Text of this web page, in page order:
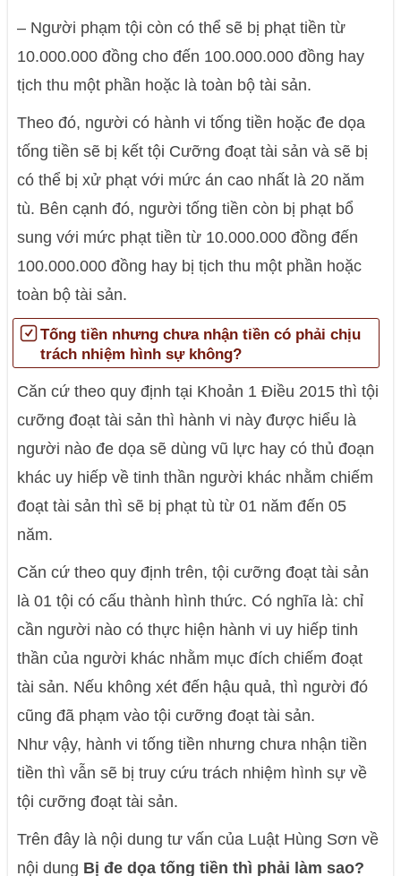
– Người phạm tội còn có thể sẽ bị phạt tiền từ
10.000.000 đồng cho đến 100.000.000 đồng hay
tịch thu một phần hoặc là toàn bộ tài sản.
Theo đó, người có hành vi tống tiền hoặc đe dọa
tống tiền sẽ bị kết tội Cưỡng đoạt tài sản và sẽ bị
có thể bị xử phạt với mức án cao nhất là 20 năm
tù. Bên cạnh đó, người tống tiền còn bị phạt bổ
sung với mức phạt tiền từ 10.000.000 đồng đến
100.000.000 đồng hay bị tịch thu một phần hoặc
toàn bộ tài sản.
Tống tiền nhưng chưa nhận tiền có phải chịu
trách nhiệm hình sự không?
Căn cứ theo quy định tại Khoản 1 Điều 2015 thì tội
cưỡng đoạt tài sản thì hành vi này được hiểu là
người nào đe dọa sẽ dùng vũ lực hay có thủ đoạn
khác uy hiếp về tinh thần người khác nhằm chiếm
đoạt tài sản thì sẽ bị phạt tù từ 01 năm đến 05
năm.
Căn cứ theo quy định trên, tội cưỡng đoạt tài sản
là 01 tội có cấu thành hình thức. Có nghĩa là: chỉ
cần người nào có thực hiện hành vi uy hiếp tinh
thần của người khác nhằm mục đích chiếm đoạt
tài sản. Nếu không xét đến hậu quả, thì người đó
cũng đã phạm vào tội cưỡng đoạt tài sản.
Như vậy, hành vi tống tiền nhưng chưa nhận tiền
tiền thì vẫn sẽ bị truy cứu trách nhiệm hình sự về
tội cưỡng đoạt tài sản.
Trên đây là nội dung tư vấn của Luật Hùng Sơn về
nội dung Bị đe dọa tống tiền thì phải làm sao?